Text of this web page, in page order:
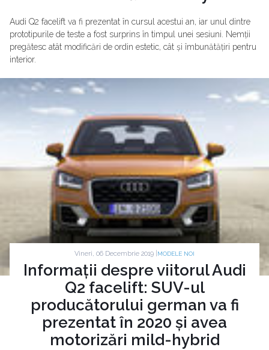
Audi Q2 facelift va fi prezentat în cursul acestui an, iar unul dintre
prototipurile de teste a fost surprins în timpul unei sesiuni. Nemții
pregătesc atât modificări de ordin estetic, cât și îmbunătățiri pentru
interior.
Vineri, 06 Decembrie 2019 | MODELE NOI
Informații despre viitorul Audi
Q2 facelift: SUV-ul
producătorului german va fi
prezentat în 2020 și avea
motorizări mild-hybrid